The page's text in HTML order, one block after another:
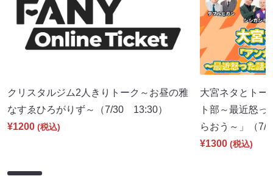
クリスタルジム2人きりトーク～お昼の雅
なすゑひろがりず～（7/30 13:30）
¥1200 (税込)
大宮ネタとトー
ト部～最近怒
らおう～」（
¥1300 (税込)